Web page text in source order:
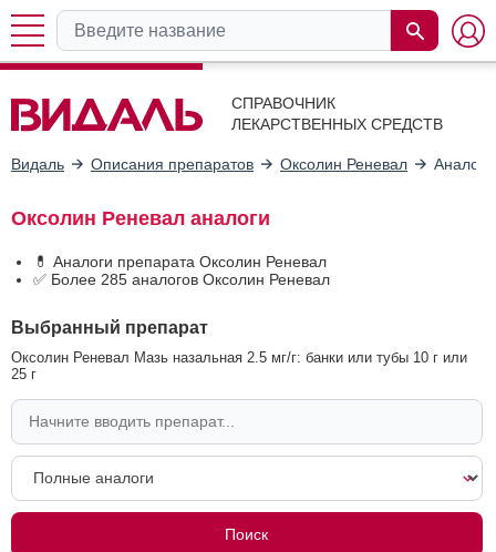
СПРАВОЧНИК
ЛЕКАРСТВЕННЫХ СРЕДСТВ
Видаль Описания препаратов Оксолин Реневал Аналоги
Оксолин Реневал аналоги
💊 Аналоги препарата Оксолин Реневал
✅ Более 285 аналогов Оксолин Реневал
Выбранный препарат
Оксолин Реневал Мазь назальная 2.5 мг/г: банки или тубы 10 г или
25 г